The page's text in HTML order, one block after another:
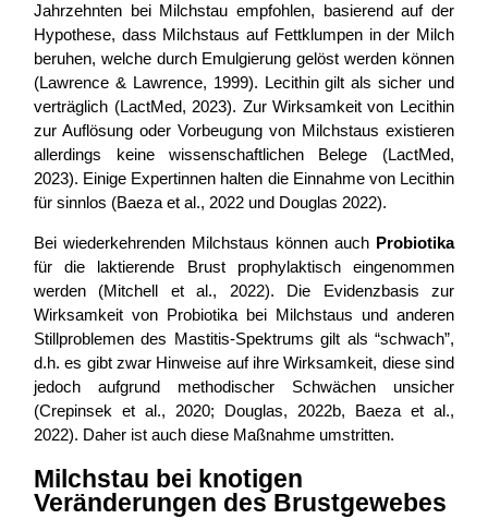
Jahrzehnten bei Milchstau empfohlen, basierend auf der
Hypothese, dass Milchstaus auf Fettklumpen in der Milch
beruhen, welche durch Emulgierung gelöst werden können
(Lawrence & Lawrence, 1999). Lecithin gilt als sicher und
verträglich (LactMed, 2023). Zur Wirksamkeit von Lecithin
zur Auflösung oder Vorbeugung von Milchstaus existieren
allerdings keine wissenschaftlichen Belege (LactMed,
2023). Einige Expertinnen halten die Einnahme von Lecithin
für sinnlos (Baeza et al., 2022 und Douglas 2022).
Bei wiederkehrenden Milchstaus können auch Probiotika
für die laktierende Brust prophylaktisch eingenommen
werden (Mitchell et al., 2022). Die Evidenzbasis zur
Wirksamkeit von Probiotika bei Milchstaus und anderen
Stillproblemen des Mastitis-Spektrums gilt als “schwach”,
d.h. es gibt zwar Hinweise auf ihre Wirksamkeit, diese sind
jedoch aufgrund methodischer Schwächen unsicher
(Crepinsek et al., 2020; Douglas, 2022b, Baeza et al.,
2022). Daher ist auch diese Maßnahme umstritten.
Milchstau bei knotigen
Veränderungen des Brustgewebes